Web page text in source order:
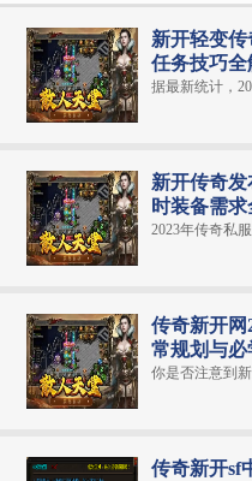
新开轻变传
任务技巧全
据最新统计，
新开传奇
时装备需
2023年传奇私
传奇新开网
常规划与必
你是否注意到
传奇新开sf